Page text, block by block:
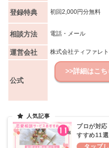
登録特典 初回2,000円分無料
相談方法 電話・メール
運営会社 株式会社ティファレト
公式
>>詳細はこち
プロが対
すすめ11